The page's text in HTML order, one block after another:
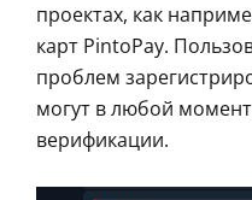
проектах, как
карт PintoPay.
проблем
могут в любой момент
верификации.